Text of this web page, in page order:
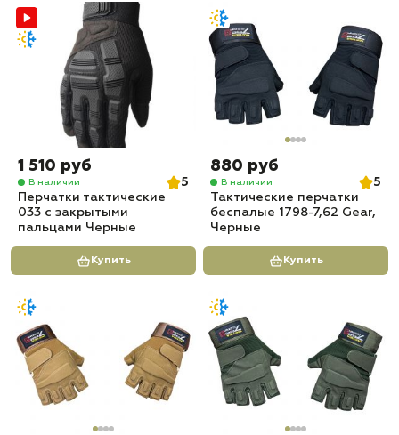
1 510 руб
В наличии
5
Перчатки тактические
033 с закрытыми
пальцами Черные
Купить
880 руб
В наличии
5
Тактические перчатки
беспалые 1798-7,62 Gear,
Черные
Купить